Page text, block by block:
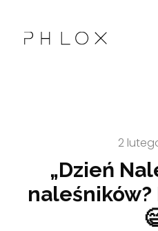
„Dzień
naleśników?
2